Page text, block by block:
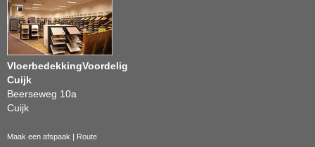
VloerbedekkingVoordelig
Cuijk
Beerseweg 10a
Cuijk
Maak een afspaak | Route